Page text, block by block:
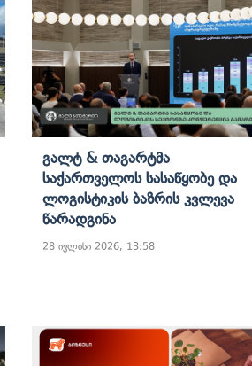
Გალტ & Თაგარტმა
Საქართველოს Სასაწყობე Და
Ლოგისტიკის Ბაზრის Კვლევა
Წარადგინა
28 ივლისი 2026, 13:58